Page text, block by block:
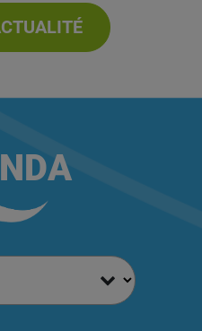
entre
produits d’exception,